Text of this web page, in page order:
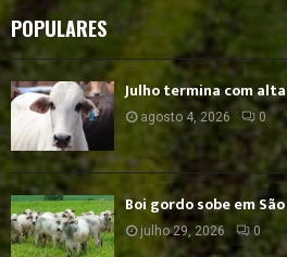
POPULARES
Julho termina com
agosto 4, 2026 0
Boi gordo sobe em
julho 29, 2026 0